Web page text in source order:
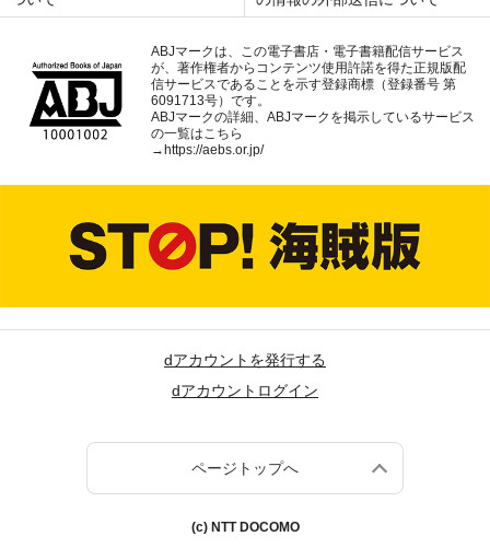
ABJマークは、この電子書店・電子書籍配信サービス
が、著作権者からコンテンツ使用許諾を得た正規版配
信サービスであることを示す登録商標（登録番号 第
6091713号）です。
ABJマークの詳細、ABJマークを掲示しているサービス
の一覧はこちら
→ https://aebs.or.jp/
dアカウントを発行する
dアカウントログイン
ページトップへ
(c) NTT DOCOMO